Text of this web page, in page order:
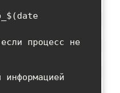
процесс не